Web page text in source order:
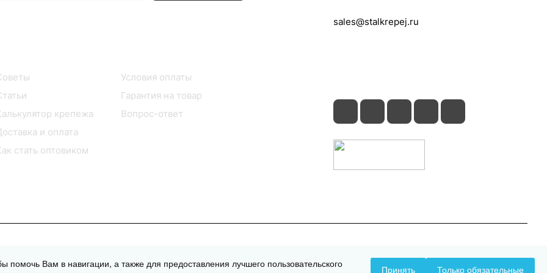
крепежа
и оплата
стать оптовиком
Условия оплаты
Гарантия на товар
Вопрос-ответ
sales@stalkrepej.ru
Конфиденциальность Оферта
помочь Вам в навигации, а также для предоставления лучшего пользовательского
Принять Только обязательные